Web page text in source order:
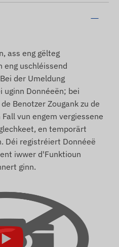
ass eng gëlteg
eng uschléissend
der Umeldung
uginn Donnéeën; bei
Benotzer Zougank zu de
vun engem vergiessene
en temporärt
Déi registréiert Donnéeë
iwwer d'Funktioun
ginn.